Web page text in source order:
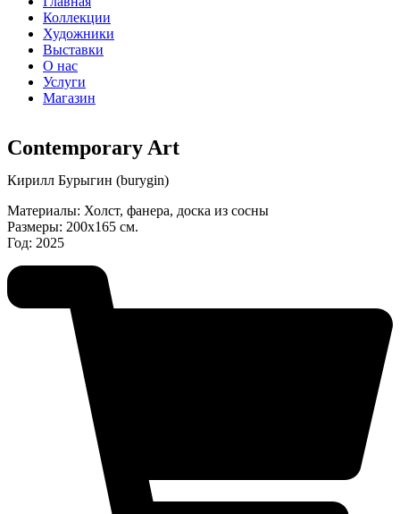
Коллекции
Художники
Выставки
О нас
Услуги
Магазин
Contemporary Art
Кирилл Бурыгин (burygin)
Материалы: Холст, фанера, доска из сосны
Размеры: 200х165 см.
Год: 2025